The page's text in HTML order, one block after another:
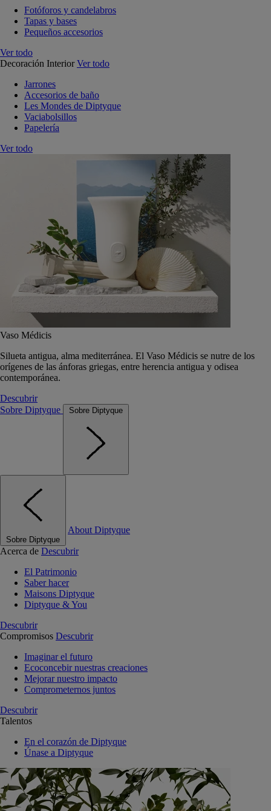
Fotóforos y candelabros
Tapas y bases
Pequeños accesorios
Ver todo
Decoración Interior Ver todo
Jarrones
Accesorios de baño
Les Mondes de Diptyque
Vaciabolsillos
Papelería
Ver todo
Vaso Médicis
Silueta antigua, alma mediterránea. El Vaso Médicis se nutre de los
orígenes de las ánforas griegas, entre herencia antigua y odisea
contemporánea.
Descubrir
Sobre Diptyque
Sobre Diptyque
Sobre Diptyque
About Diptyque
Acerca de Descubrir
El Patrimonio
Saber hacer
Maisons Diptyque
Diptyque & You
Descubrir
Compromisos Descubrir
Imaginar el futuro
Ecoconcebir nuestras creaciones
Mejorar nuestro impacto
Comprometernos juntos
Descubrir
Talentos
En el corazón de Diptyque
Únase a Diptyque